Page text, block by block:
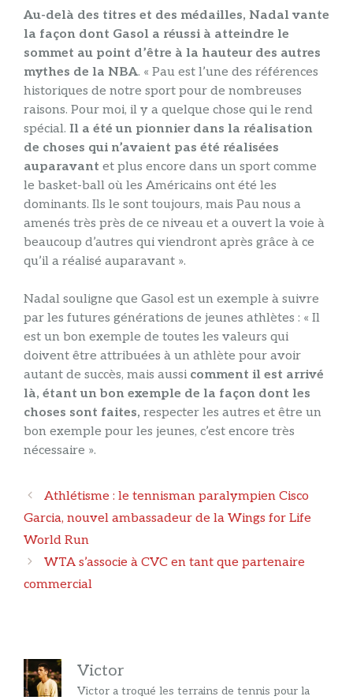
Au-delà des titres et des médailles, Nadal vante
la façon dont Gasol a réussi à atteindre le
sommet au point d’être à la hauteur des autres
mythes de la NBA. « Pau est l’une des références
historiques de notre sport pour de nombreuses
raisons. Pour moi, il y a quelque chose qui le rend
spécial. Il a été un pionnier dans la réalisation
de choses qui n’avaient pas été réalisées
auparavant et plus encore dans un sport comme
le basket-ball où les Américains ont été les
dominants. Ils le sont toujours, mais Pau nous a
amenés très près de ce niveau et a ouvert la voie à
beaucoup d’autres qui viendront après grâce à ce
qu’il a réalisé auparavant ».
Nadal souligne que Gasol est un exemple à suivre
par les futures générations de jeunes athlètes : « Il
est un bon exemple de toutes les valeurs qui
doivent être attribuées à un athlète pour avoir
autant de succès, mais aussi comment il est arrivé
là, étant un bon exemple de la façon dont les
choses sont faites, respecter les autres et être un
bon exemple pour les jeunes, c’est encore très
nécessaire ».
Navigation
des
articles
Athlétisme : le tennisman paralympien Cisco
Garcia, nouvel ambassadeur de la Wings for Life
World Run
WTA s’associe à CVC en tant que partenaire
commercial
Victor
Victor a troqué les terrains de tennis pour la